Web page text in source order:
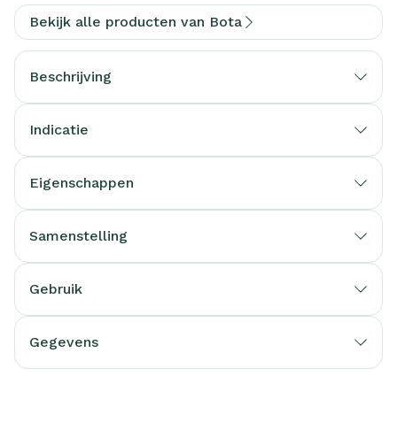
Bekijk alle producten van Bota
Beschrijving
Indicatie
Eigenschappen
Samenstelling
Gebruik
Gegevens